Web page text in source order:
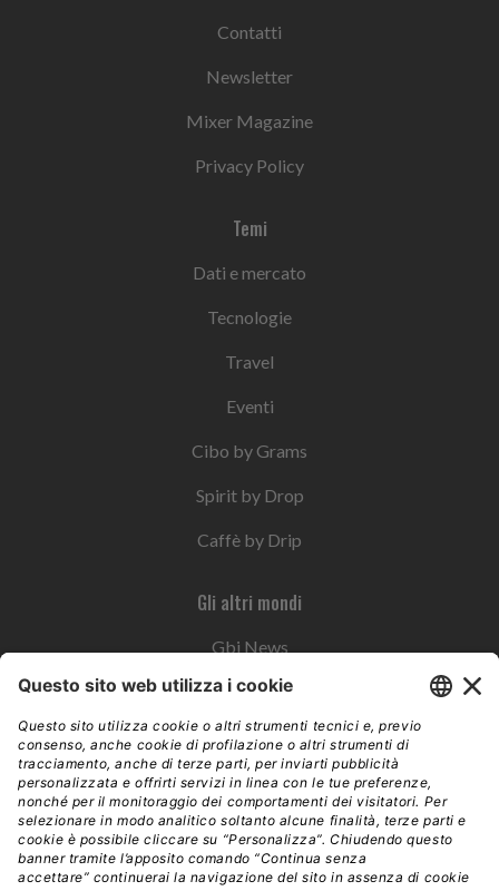
Contatti
Newsletter
Mixer Magazine
Privacy Policy
Temi
Dati e mercato
Tecnologie
Travel
Eventi
Cibo by Grams
Spirit by Drop
Caffè by Drip
Gli altri mondi
Gbi News
Instoremag
Esplora il gruppo
Edra Edizioni
Edizioni LSWR